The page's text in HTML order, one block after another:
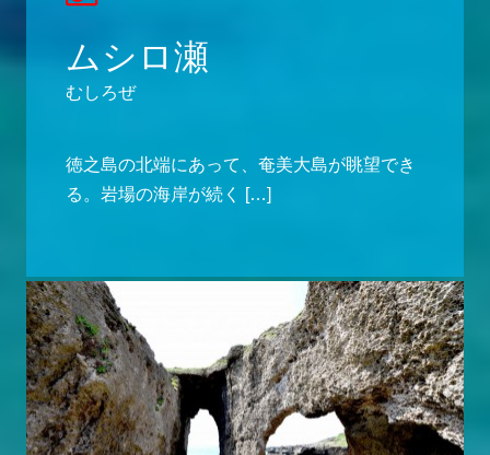
ムシロ瀬
むしろぜ
徳之島の北端にあって、奄美大島が眺望でき
る。岩場の海岸が続く […]